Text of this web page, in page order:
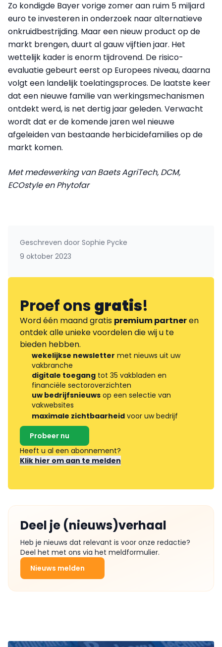
Zo kondigde Bayer vorige zomer aan ruim 5 miljard
euro te investeren in onderzoek naar alternatieve
onkruidbestrijding. Maar een nieuw product op de
markt brengen, duurt al gauw vijftien jaar. Het
wettelijk kader is enorm tijdrovend. De risico-
evaluatie gebeurt eerst op Europees niveau, daarna
volgt een landelijk toelatingsproces. De laatste keer
dat een nieuwe familie van werkingsmechanismen
ontdekt werd, is net dertig jaar geleden. Verwacht
wordt dat er de komende jaren wel nieuwe
afgeleiden van bestaande herbicidefamilies op de
markt komen.
Met medewerking van Baets AgriTech, DCM,
ECOstyle en Phytofar
Geschreven door Sophie Pycke
9 oktober 2023
Proef onsgratis!
Word één maand gratis premium partneren
ontdek alle unieke voordelen die wij u te
bieden hebben.
wekelijkse newsletter met nieuws uit uw
vakbranche
digitale toegang tot 35 vakbladen en
financiële sectoroverzichten
uw bedrijfsnieuws op een selectie van
vakwebsites
maximale zichtbaarheid voor uw bedrijf
Probeer nu
Heeft u al een abonnement?
Klik hier om aan te melden
Deel je (nieuws)verhaal
Heb je nieuws dat relevant is voor onze redactie?
Deel het met ons via het meldformulier.
Nieuws melden